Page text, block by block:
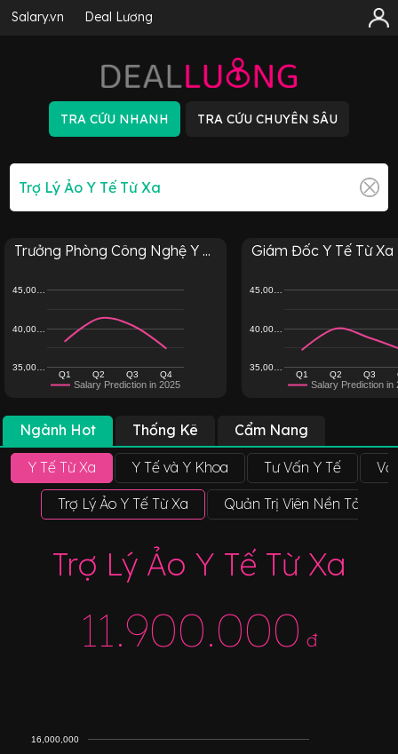
Salary.vn Deal Lương
Trưởng Phòng Công Nghệ Y ...
Salary Prediction in 2025
Q1 Q2 Q3 Q4
35,00…
40,00…
45,00…
Giám Đốc Y Tế Từ Xa
Salary Prediction in
Q1 Q2 Q3
35,00…
40,00…
45,00…
Ngành Hot Thống Kê Cẩm Nang
Y Tế Từ Xa Y Tế và Y Khoa Tư Vấn Y Tế
Trợ Lý Ảo Y Tế Từ Xa Quản Trị Viên Nền Tảng Y
Trợ Lý Ảo Y Tế Từ Xa
11.900.000 đ
16,000,000